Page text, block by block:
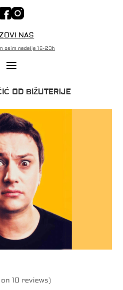
NAS
osim nedelje 16-20h
OD BIŽUTERIJE
10 reviews)